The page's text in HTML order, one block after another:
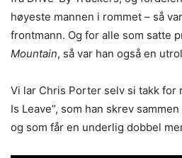
høyeste mannen i rommet – så
frontmann. Og for alle som satte
Mountain, så var han også en
Vi lar Chris Porter selv si takk for
Is Leave”, som han skrev
og som får en underlig dobbel